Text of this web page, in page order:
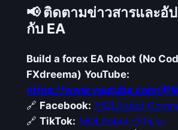
📢 ติดตามข่าวสารและอัป
กับ EA
Build a forex EA Robot (No
FXdreema) YouTube:
https://www.youtube.com/
🔗 Facebook: MQLRobot
🔗 TikTok: MQLRobot Official